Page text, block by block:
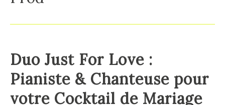
Duo Just For Love :
Pianiste & Chanteuse pour
votre Cocktail de Mariage